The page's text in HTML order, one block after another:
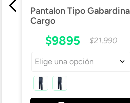
Pantalon Tipo Gabardina
Cargo
$9895 $21.990
Elige una opción